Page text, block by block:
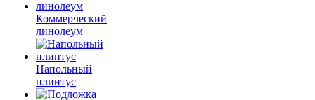
Коммерческий
линолеум
Напольный
плинтус